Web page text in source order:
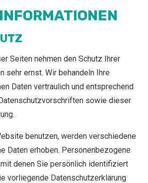
Seiten nehmen den Schutz Ihrer
sehr ernst. Wir behandeln Ihre
Daten vertraulich und entsprechend
sowie dieser
benutzen, werden verschiedene
Daten erhoben. Personenbezogene
denen Sie persönlich identifiziert
vorliegende Datenschutzerklärung